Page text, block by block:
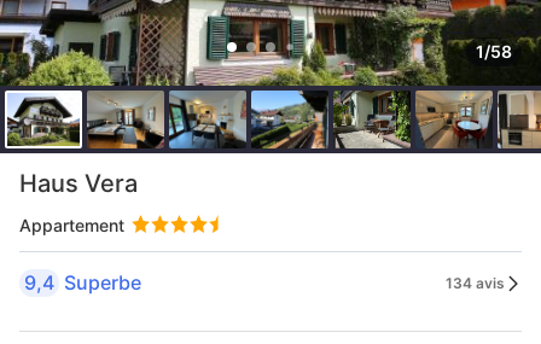
1/58
Haus Vera
Appartement
9,4 Superbe 134 avis